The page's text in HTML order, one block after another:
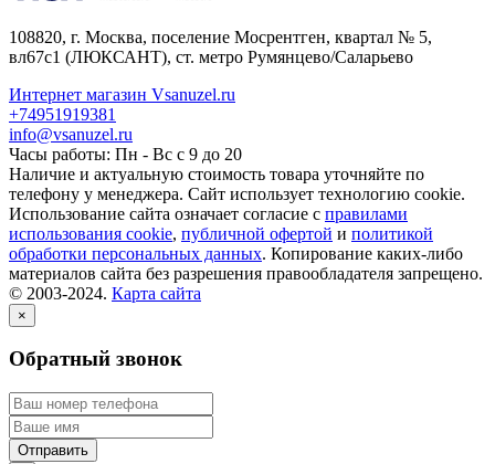
108820, г. Москва, поселение Мосрентген, квартал № 5,
вл67с1 (ЛЮКСАНТ), ст. метро Румянцево/Саларьево
Интернет магазин Vsanuzel.ru
+74951919381
info@vsanuzel.ru
Часы работы: Пн - Вс с 9 до 20
Наличие и актуальную стоимость товара уточняйте по
телефону у менеджера. Сайт использует технологию cookie.
Использование сайта означает согласие с правилами
использования cookie, публичной офертой и политикой
обработки персональных данных. Копирование каких-либо
материалов сайта без разрешения правообладателя запрещено.
© 2003-2024. Карта сайта
×
Обратный звонок